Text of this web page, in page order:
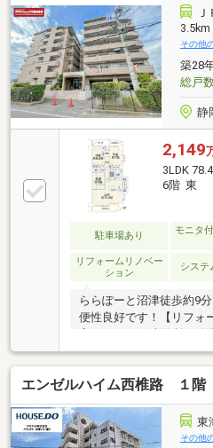
その他：ハウスクリーニ
長5050ｍｍ、車幅1850ｍ
2000Kg■分譲会社：(株)
会会員■間取り：
3.5km
その他
築28
総戸
静
2,149
3LDK
6階 東
駐車場あり
モニタ
リフォームリノベー
ション
システ
ららぽーと沼津徒歩約9
便性良好です！【リフォ
information》・沢田小学
約2400ｍ・ウエルシア
ーパー西沢田店…約190ｍ
南店…約350m・ららぽ
ィバス「西沢田」停歩約
証付■CATV：初期費用な
エンゼルハイム西椎路 １階
東
その他